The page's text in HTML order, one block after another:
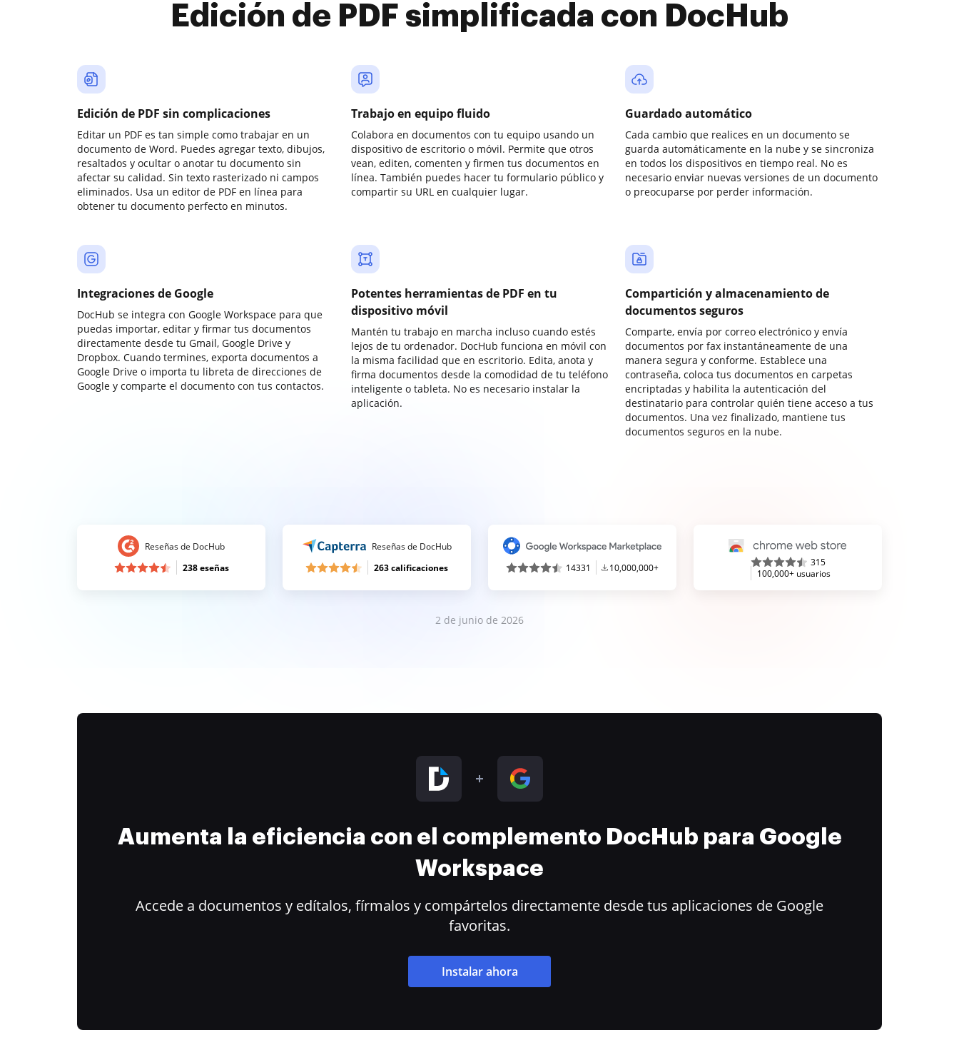
Edición de PDF simplificada con DocHub
Edición de PDF sin complicaciones
Editar un PDF es tan simple como trabajar en un
documento de Word. Puedes agregar texto, dibujos,
resaltados y ocultar o anotar tu documento sin
afectar su calidad. Sin texto rasterizado ni campos
eliminados. Usa un editor de PDF en línea para
obtener tu documento perfecto en minutos.
Trabajo en equipo fluido
Colabora en documentos con tu equipo usando un
dispositivo de escritorio o móvil. Permite que otros
vean, editen, comenten y firmen tus documentos en
línea. También puedes hacer tu formulario público y
compartir su URL en cualquier lugar.
Guardado automático
Cada cambio que realices en un documento se
guarda automáticamente en la nube y se sincroniza
en todos los dispositivos en tiempo real. No es
necesario enviar nuevas versiones de un documento
o preocuparse por perder información.
Integraciones de Google
DocHub se integra con Google Workspace para que
puedas importar, editar y firmar tus documentos
directamente desde tu Gmail, Google Drive y
Dropbox. Cuando termines, exporta documentos a
Google Drive o importa tu libreta de direcciones de
Google y comparte el documento con tus contactos.
Potentes herramientas de PDF en tu
dispositivo móvil
Mantén tu trabajo en marcha incluso cuando estés
lejos de tu ordenador. DocHub funciona en móvil con
la misma facilidad que en escritorio. Edita, anota y
firma documentos desde la comodidad de tu teléfono
inteligente o tableta. No es necesario instalar la
aplicación.
Compartición y almacenamiento de
documentos seguros
Comparte, envía por correo electrónico y envía
documentos por fax instantáneamente de una
manera segura y conforme. Establece una
contraseña, coloca tus documentos en carpetas
encriptadas y habilita la autenticación del
destinatario para controlar quién tiene acceso a tus
documentos. Una vez finalizado, mantiene tus
documentos seguros en la nube.
Reseñas de DocHub
238 eseñas
Reseñas de DocHub
263 calificaciones
14331 10,000,000+
315
100,000+ usuarios
2 de junio de 2026
Aumenta la eficiencia con el complemento DocHub para Google
Workspace
Accede a documentos y edítalos, fírmalos y compártelos directamente desde tus aplicaciones de Google
favoritas.
Instalar ahora